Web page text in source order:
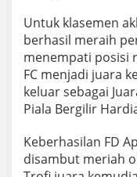
Untuk klasemen
berhasil meraih
menempati posisi
FC menjadi juara
keluar sebagai
Piala Bergilir
Keberhasilan FD
disambut meriah